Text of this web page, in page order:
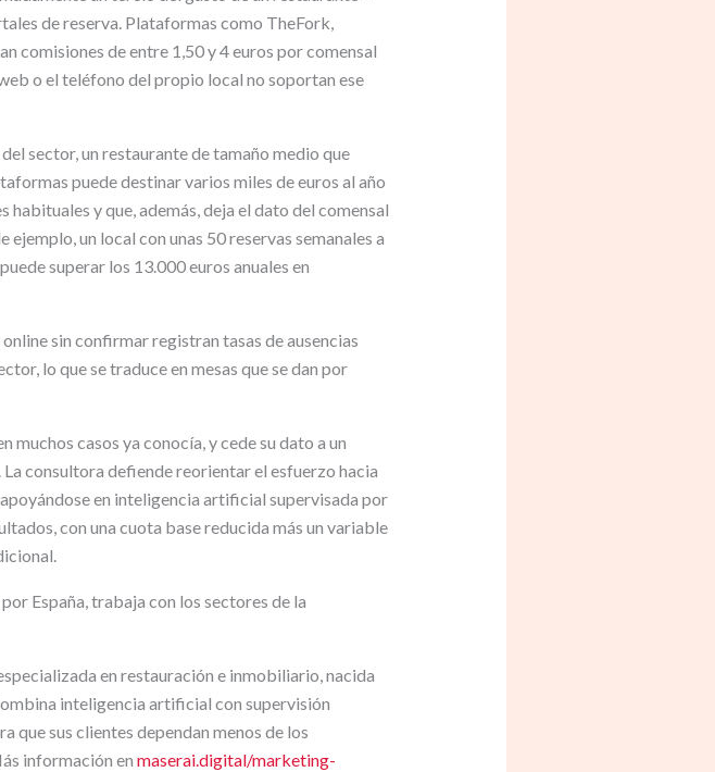
de reserva. Plataformas como TheFork,
comisiones de entre 1,50 y 4 euros por comensal
o el teléfono del propio local no soportan ese
sector, un restaurante de tamaño medio que
puede destinar varios miles de euros al año
y que, además, deja el dato del comensal
un local con unas 50 reservas semanales a
superar los 13.000 euros anuales en
sin confirmar registran tasas de ausencias
lo que se traduce en mesas que se dan por
muchos casos ya conocía, y cede su dato a un
consultora defiende reorientar el esfuerzo hacia
en inteligencia artificial supervisada por
con una cuota base reducida más un variable
España, trabaja con los sectores de la
en restauración e inmobiliario, nacida
inteligencia artificial con supervisión
que sus clientes dependan menos de los
información en maserai.digital/marketing-